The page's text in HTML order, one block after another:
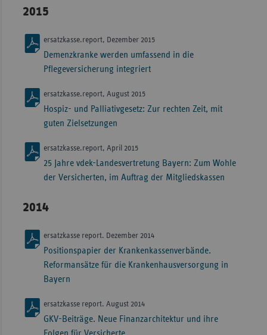
2015
ersatzkasse.report, Dezember 2015
Demenzkranke werden umfassend in die
Pflegeversicherung integriert
ersatzkasse.report, August 2015
Hospiz- und Palliativgesetz: Zur rechten Zeit, mit
guten Zielsetzungen
ersatzkasse.report, April 2015
25 Jahre vdek-Landesvertretung Bayern: Zum Wohle
der Versicherten, im Auftrag der Mitgliedskassen
2014
ersatzkasse report. Dezember 2014
Positionspapier der Krankenkassenverbände.
Reformansätze für die Krankenhausversorgung in
Bayern
ersatzkasse report. August 2014
GKV-Beiträge. Neue Finanzarchitektur und ihre